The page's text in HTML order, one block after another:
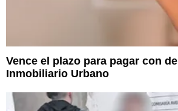
Vence el plazo para pagar con
Inmobiliario Urbano